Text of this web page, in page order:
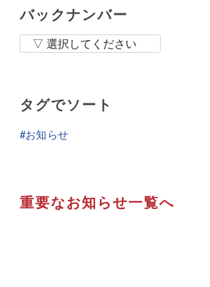
バックナンバー
タグでソート
#お知らせ
重要なお知らせ一覧へ